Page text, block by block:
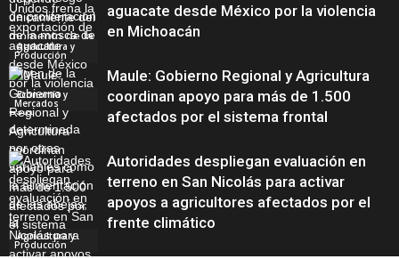
Agricultura y
Producción
Economía y
Mercados
aguacate desde México por la violencia
en Michoacán
Agricultura y
Producción
Maule: Gobierno Regional y Agricultura
coordinan apoyo para más de 1.500
afectados por el sistema frontal
Autoridades despliegan evaluación en
terreno en San Nicolás para activar
apoyos a agricultores afectados por el
frente climático